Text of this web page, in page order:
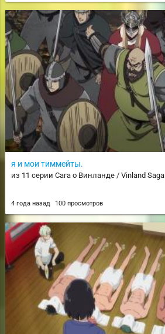
я и мои тиммейты.
из 11 серии Сага о Винланде / Vinland Saga
4 года назад 100 просмотров